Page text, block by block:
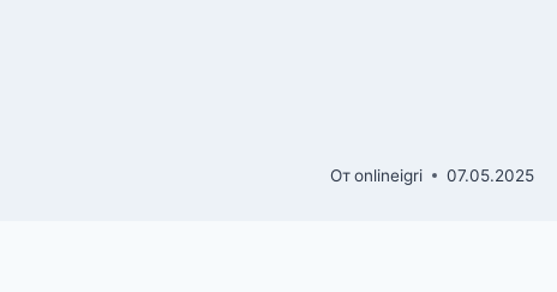
Отonlineigri 07.05.2025